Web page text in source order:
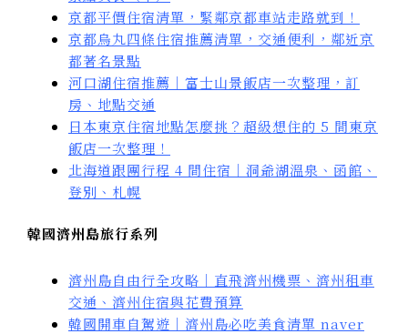
京都平價住宿清單，緊鄰京都車站走路就到！
京都烏丸四條住宿推薦清單，交通便利，鄰近京
都著名景點
河口湖住宿推薦｜富士山景飯店一次整理，訂
房、地點交通
日本東京住宿地點怎麼挑？超級想住的 5 間東京
飯店一次整理！
北海道跟團行程 4 間住宿｜洞爺湖溫泉、函館、
登別、札幌
韓國濟州島旅行系列
濟州島自由行全攻略｜直飛濟州機票、濟州租車
交通、濟州住宿與花費預算
韓國開車自駕遊｜濟州島必吃美食清單 naver